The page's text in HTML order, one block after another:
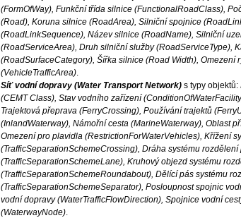
(FormOfWay), Funkční třída silnice (FunctionalRoadClass),
(Road), Koruna silnice (RoadArea), Silniční spojnice
(RoadLinkSequence), Název silnice (RoadName), Silniční
(RoadServiceArea), Druh silniční služby (RoadServiceType),
(RoadSurfaceCategory), Šířka silnice (Road Width), Omezení
(VehicleTrafficArea).
Síť vodní dopravy (Water Transport Network) s typy objektů:
(CEMT Class), Stav vodního zařízení
Trajektová přeprava (FerryCrossing), Používání trajektů
(InlandWaterway), Námořní cesta (MarineWaterway), Oblast
Omezení pro plavidla (RestrictionForWaterVehicles), Křížení
(TrafficSeparationSchemeCrossing), Dráha systému
(TrafficSeparationSchemeLane), Kruhový objezd systému
(TrafficSeparationSchemeRoundabout), Dělící pás systému
(TrafficSeparationSchemeSeparator), Posloupnost spojnic
vodní dopravy (WaterTrafficFlowDirection), Spojnice vodní
(WaterwayNode).